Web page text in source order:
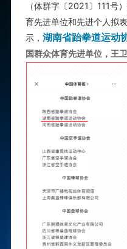
（体群字〔2021〕111号
育先进单位和先进个人拟
示， 湖南省跆拳道运动
国群众体育先进单位，王